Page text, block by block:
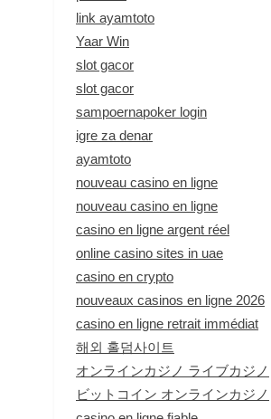
link ayamtoto
Yaar Win
slot gacor
slot gacor
sampoernapoker login
igre za denar
ayamtoto
nouveau casino en ligne
nouveau casino en ligne
casino en ligne argent réel
online casino sites in uae
casino en crypto
nouveaux casinos en ligne 2026
casino en ligne retrait immédiat
해외 홀덤사이트
オンラインカジノ ライブカジノ
ビットコイン オンラインカジノ